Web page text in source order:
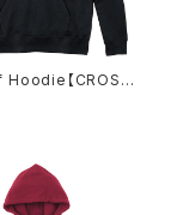
【CROSSJ